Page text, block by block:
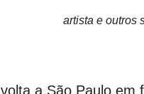
artista e outros
volta a São Paulo em